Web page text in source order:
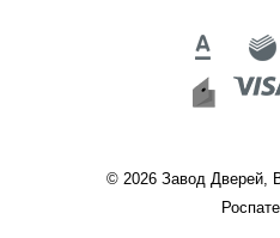
© 2026 Завод Дверей,